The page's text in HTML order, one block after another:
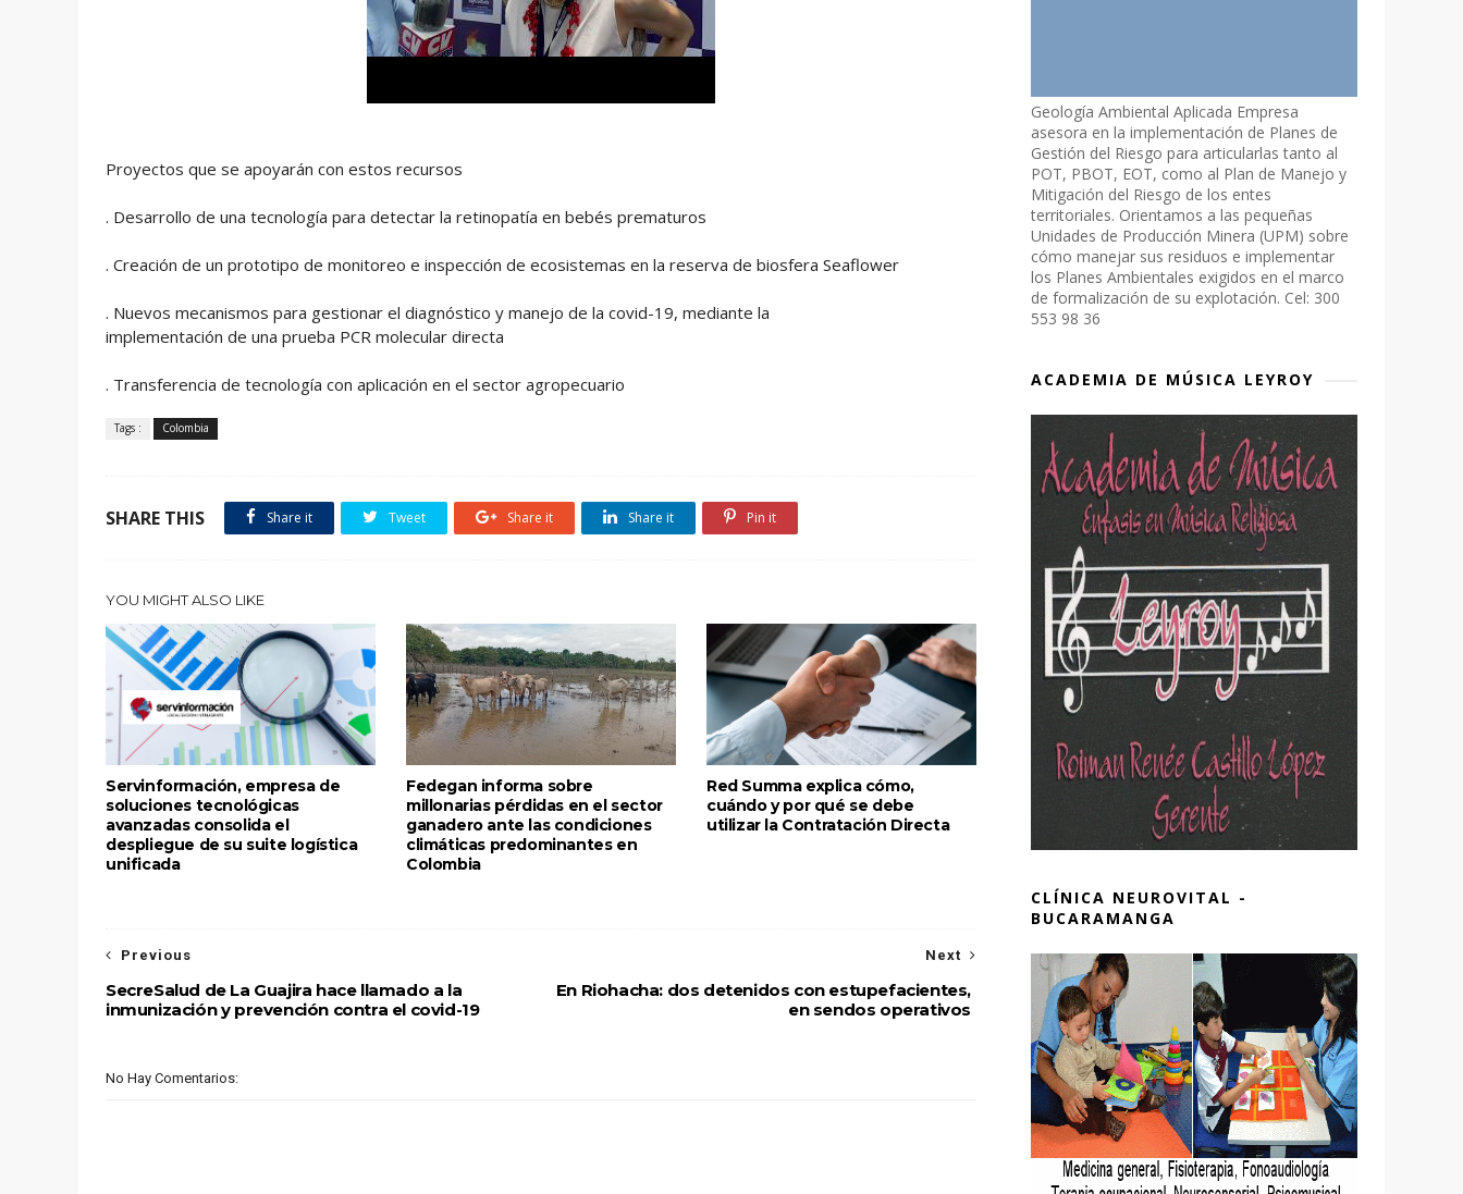
Proyectos que se apoyarán con estos recursos
. Desarrollo de una tecnología para detectar la retinopatía en bebés prematuros
. Creación de un prototipo de monitoreo e inspección de ecosistemas en la reserva de biosfera Seaflower
. Nuevos mecanismos para gestionar el diagnóstico y manejo de la covid-19, mediante la
implementación de una prueba PCR molecular directa
. Transferencia de tecnología con aplicación en el sector agropecuario
Tags : Colombia
SHARE THIS Share it Tweet Share it Share it Pin it
YOU MIGHT ALSO LIKE
Servinformación, empresa de
soluciones tecnológicas
avanzadas consolida el
despliegue de su suite logística
unificada
Fedegan informa sobre
millonarias pérdidas en el sector
ganadero ante las condiciones
climáticas predominantes en
Colombia
Red Summa explica cómo,
cuándo y por qué se debe
utilizar la Contratación Directa
Next
En Riohacha: dos detenidos con estupefacientes,
en sendos operativos
Previous
SecreSalud de La Guajira hace llamado a la
inmunización y prevención contra el covid-19
No Hay Comentarios:
Geología Ambiental Aplicada Empresa
asesora en la implementación de Planes de
Gestión del Riesgo para articularlas tanto al
POT, PBOT, EOT, como al Plan de Manejo y
Mitigación del Riesgo de los entes
territoriales. Orientamos a las pequeñas
Unidades de Producción Minera (UPM) sobre
cómo manejar sus residuos e implementar
los Planes Ambientales exigidos en el marco
de formalización de su explotación. Cel: 300
553 98 36
ACADEMIA DE MÚSICA LEYROY
CLÍNICA NEUROVITAL -
BUCARAMANGA